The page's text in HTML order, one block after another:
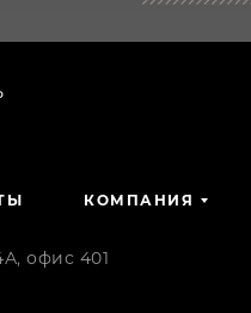
офис 401
КОМПАНИЯ